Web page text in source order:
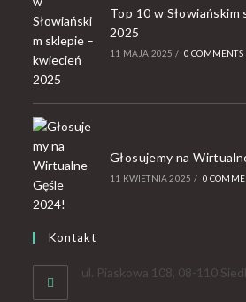
Top 10 w
2025
11 MAJA 2025 / 0 COMMENTS
Głosujemy na
11 KWIETNIA 2025 / 0
Kontakt
ul. Piaskowa 108, 08-110